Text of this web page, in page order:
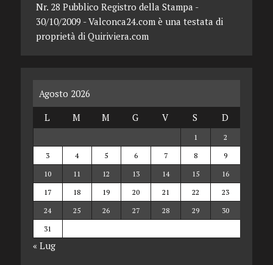
Nr. 28 Pubblico Registro della Stampa -
30/10/2009 - Valconca24.com è una testata di
proprietà di Quiriviera.com
Agosto 2026
L
M M G V S D
1
2
3
4 5 6 7 8
9
10
11 12 13 14 15
16
17
18 19 20 21 22
23
24
25 26 27 28 29
30
31
« Lug